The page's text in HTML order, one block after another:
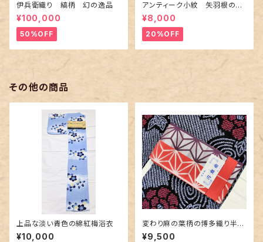
伊兵衛織り 縞柄 幻の逸品
¥100,000
50%OFF
アンティーク小紋 矢羽根の地
紋に短冊柄 裄６６cm
¥8,000
20%OFF
その他の商品
上品な淡い青色の綿紅梅浴衣
¥10,000
変わり麻の葉柄の博多織り半幅
帯 未使用品
¥9,500